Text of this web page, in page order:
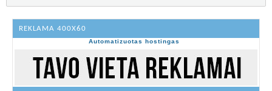
REKLAMA 400X60
Automatizuotas hostingas